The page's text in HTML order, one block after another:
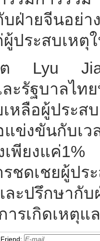
ฝ่ายจีนอย่
ประสบเหตุ
ต Lyu
ะรัฐบาลไท
หลือผู้ประส
แข่งขันกับเ
เพียงแค่
รชดเชยผู้ป
ะปรึกษากับ
ารเกิดเหตุ